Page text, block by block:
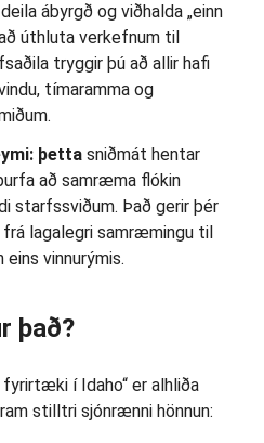
ábyrgð og viðhalda „einn
úthluta verkefnum til
tryggir þú að allir hafi
tímaramma og
þetta sniðmát hentar
að samræma flókin
starfssviðum. Það gerir þér
lagalegri samræmingu til
vinnurýmis.
það?
í Idaho“ er alhliða
stilltri sjónrænni hönnun: